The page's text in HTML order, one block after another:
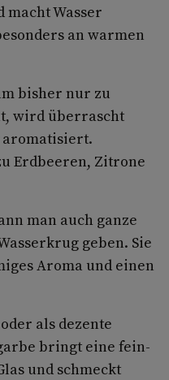
macht Wasser
an warmen
bisher nur zu
wird überrascht
aromatisiert.
Erdbeeren, Zitrone
man auch ganze
geben. Sie
Aroma und einen
als dezente
bringt eine fein-
und schmeckt